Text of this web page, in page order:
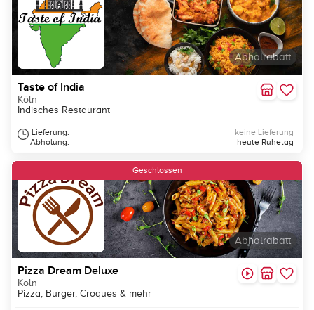
Abholrabatt
Taste of India
Köln
Indisches Restaurant
Lieferung:
Abholung:
keine Lieferung
heute Ruhetag
Abholrabatt
Geschlossen
Pizza Dream Deluxe
Köln
Pizza, Burger, Croques & mehr